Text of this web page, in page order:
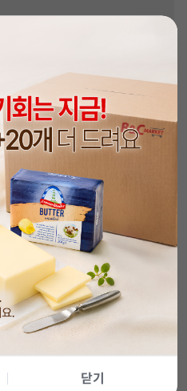
닫기
로 제일 많이 쓰는 사
해요.